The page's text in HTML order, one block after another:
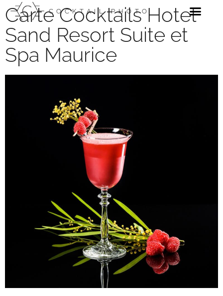
COCKTAIL PHOTO
Carte Cocktails Hotel
Sand Resort Suite et
Spa Maurice